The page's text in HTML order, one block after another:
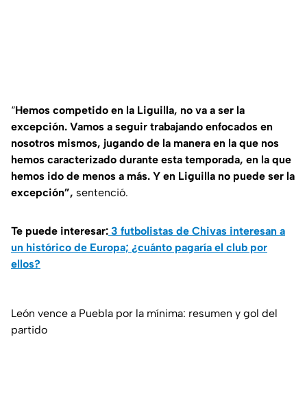
“Hemos competido en la Liguilla, no va a ser la
excepción. Vamos a seguir trabajando enfocados en
nosotros mismos, jugando de la manera en la que nos
hemos caracterizado durante esta temporada, en la que
hemos ido de menos a más. Y en Liguilla no puede ser la
excepción”, sentenció.
Te puede interesar: 3 futbolistas de Chivas interesan a
un histórico de Europa; ¿cuánto pagaría el club por
ellos?
León vence a Puebla por la mínima: resumen y gol del
partido